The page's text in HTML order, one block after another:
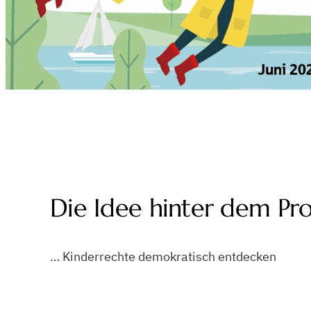
Die Idee hinter dem
… Kinderrechte demokratisch entdecken